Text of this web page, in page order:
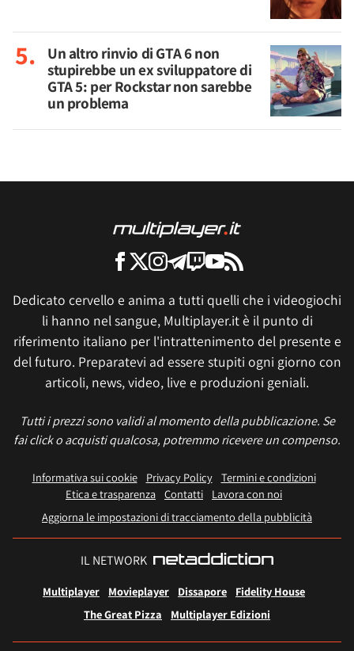
Un altro rinvio di GTA 6 non
stupirebbe un ex sviluppatore di
GTA 5: per Rockstar non sarebbe
un problema
Dedicato cervello e anima a tutti quelli che i videogiochi
li hanno nel sangue, Multiplayer.it è il punto di
riferimento italiano per l'intrattenimento del presente e
del futuro. Preparatevi ad essere stupiti ogni giorno con
articoli, news, video, live e produzioni geniali.
Tutti i prezzi sono validi al momento della pubblicazione. Se
fai click o acquisti qualcosa, potremmo ricevere un compenso.
Informativa sui cookie Privacy Policy
Termini e condizioni
Etica e trasparenza Contatti
Lavora con noi
Aggiorna le impostazioni di tracciamento della pubblicità
IL NETWORK
Multiplayer Movieplayer Dissapore
Fidelity House
The Great Pizza
Multiplayer Edizioni